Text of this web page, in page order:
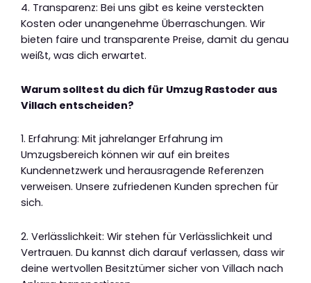
4. Transparenz: Bei uns gibt es keine versteckten
Kosten oder unangenehme Überraschungen. Wir
bieten faire und transparente Preise, damit du genau
weißt, was dich erwartet.
Warum solltest du dich für Umzug Rastoder aus
Villach entscheiden?
1. Erfahrung: Mit jahrelanger Erfahrung im
Umzugsbereich können wir auf ein breites
Kundennetzwerk und herausragende Referenzen
verweisen. Unsere zufriedenen Kunden sprechen für
sich.
2. Verlässlichkeit: Wir stehen für Verlässlichkeit und
Vertrauen. Du kannst dich darauf verlassen, dass wir
deine wertvollen Besitztümer sicher von Villach nach